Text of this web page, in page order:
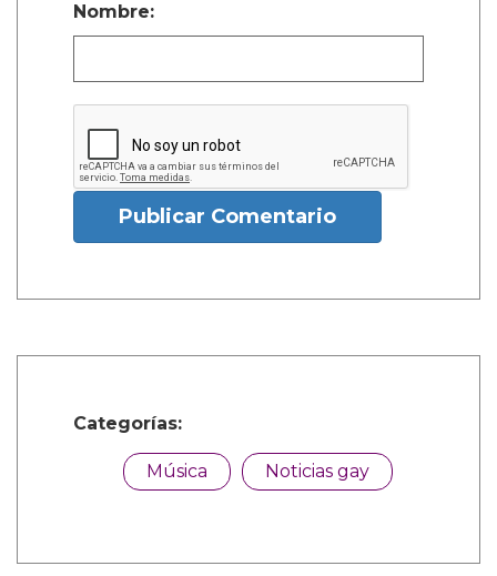
Nombre:
Publicar Comentario
Categorías:
Música Noticias gay